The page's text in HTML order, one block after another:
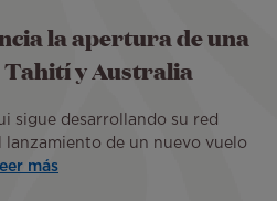
la apertura de una
y Australia
sigue desarrollando su red
lanzamiento de un nuevo vuelo
más